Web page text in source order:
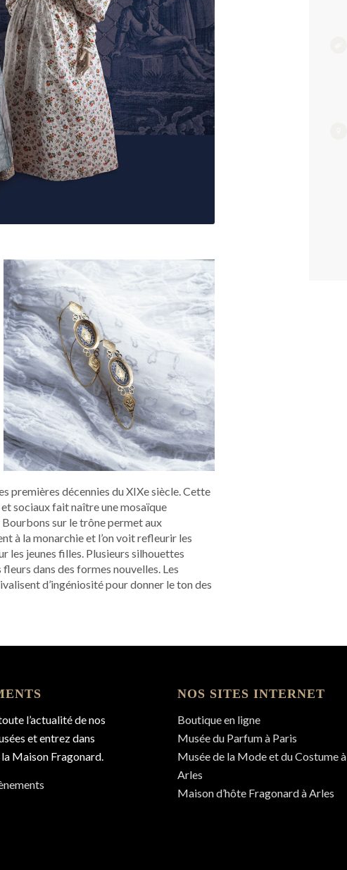
premières décennies du XIXe siècle. Cette
sociaux fait naître une mosaïque
sur le trône permet aux
à la monarchie et l’on voit refleurir les
les jeunes filles. Plusieurs silhouettes
dans des formes nouvelles. Les
d’ingéniosité pour donner le ton des
l’actualité de nos
et entrez dans
la Maison Fragonard.
NOS SITES INTERNET
Boutique en ligne
Musée du Parfum à Paris
Musée de la Mode et du Costume à
Arles
Maison d’hôte Fragonard à Arles